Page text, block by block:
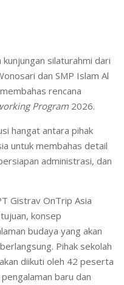
silaturahmi dari
dan SMP Islam Al
rencana
Program 2026.
hangat antara pihak
untuk membahas detail
administrasi, dan
Gistrav OnTrip Asia
konsep
budaya yang akan
Pihak sekolah
diikuti oleh 42 peserta
baru dan